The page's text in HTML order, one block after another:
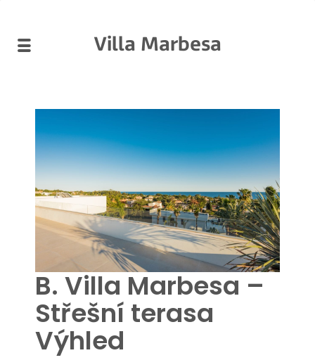
Villa Marbesa
B. Villa Marbesa –
Střešní terasa
Výhled